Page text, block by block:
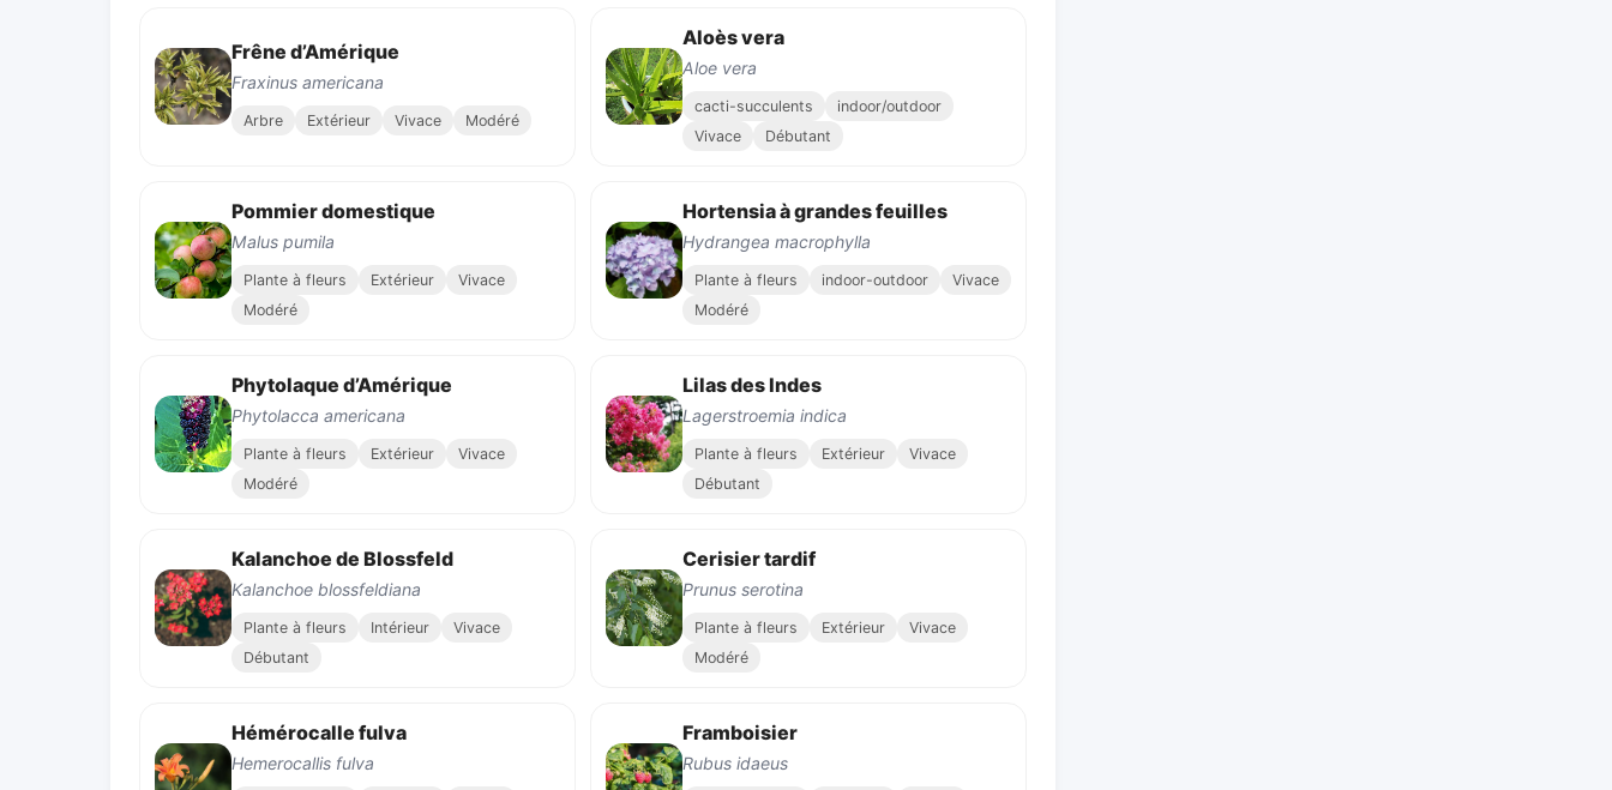
Frêne d’Amérique
Fraxinus americana
Arbre Extérieur Vivace Modéré
Aloès vera
Aloe vera
cacti-succulents
indoor/outdoor
Vivace
Débutant
Pommier domestique
Malus pumila
Plante à fleurs Extérieur
Vivace
Modéré
Hortensia à grandes feuilles
Hydrangea macrophylla
Plante à fleurs indoor-outdoor
Vivace
Modéré
Phytolaque d’Amérique
Phytolacca americana
Plante à fleurs Extérieur
Vivace
Modéré
Lilas des Indes
Lagerstroemia indica
Plante à fleurs Extérieur
Vivace
Débutant
Kalanchoe de Blossfeld
Kalanchoe blossfeldiana
Plante à fleurs Intérieur
Vivace
Débutant
Cerisier tardif
Prunus serotina
Plante à fleurs Extérieur
Vivace
Modéré
Hémérocalle fulva
Hemerocallis fulva
Framboisier
Rubus idaeus